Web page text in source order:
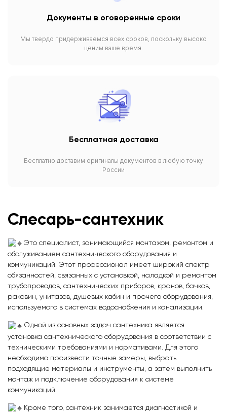
Документы в оговоренные сроки
Мы твердо придерживаемся всех сроков, поскольку высоко
ценим ваше время.
Бесплатная доставка
Бесплатно доставим оригиналы документов в любую точку
России
Слесарь-сантехник
Это специалист, занимающийся монтажом, ремонтом и
обслуживанием сантехнического оборудования и
коммуникаций. Этот профессионал имеет широкий спектр
обязанностей, связанных с установкой, наладкой и ремонтом
трубопроводов, сантехнических приборов, кранов, бачков,
раковин, унитазов, душевых кабин и прочего оборудования,
используемого в системах водоснабжения и канализации.
Одной из основных задач сантехника является
установка сантехнического оборудования в соответствии с
техническими требованиями и нормативами. Для этого
необходимо произвести точные замеры, выбрать
подходящие материалы и инструменты, а затем выполнить
монтаж и подключение оборудования к системе
коммуникаций.
Кроме того, сантехник занимается диагностикой и